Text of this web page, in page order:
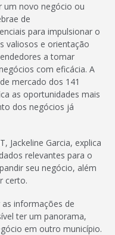
um novo negócio ou
de
para impulsionar o
valiosos e orientação
a tomar
com eficácia. A
mercado dos 141
as oportunidades mais
dos negócios já
Jackeline Garcia, explica
relevantes para o
seu negócio, além
certo.
as informações de
ter um panorama,
em outro município.